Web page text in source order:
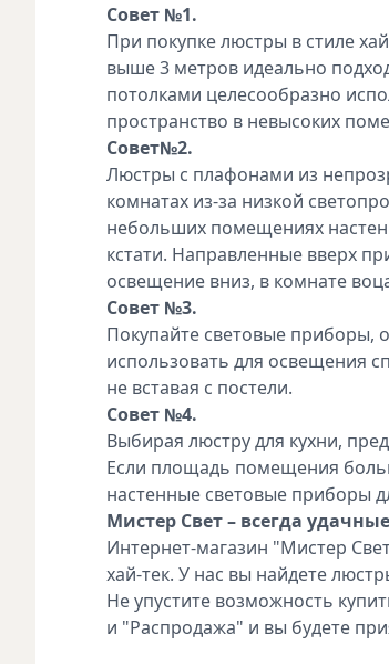
Совет №1.
При покупке люстры в стиле
выше 3 метров идеально
потолками целесообразно
пространство в невысоких
Совет№2.
Люстры с плафонами из
комнатах из-за низкой
небольших помещениях
кстати. Направленные вверх
освещение вниз, в комнате
Совет №3.
Покупайте световые приборы,
использовать для освещения
не вставая с постели.
Совет №4.
Выбирая люстру для кухни,
Если площадь помещения
настенные световые приборы
Мистер Свет – всегда
Интернет-магазин "Мистер
хай-тек. У нас вы найдете
Не упустите возможность
и "Распродажа" и вы будете